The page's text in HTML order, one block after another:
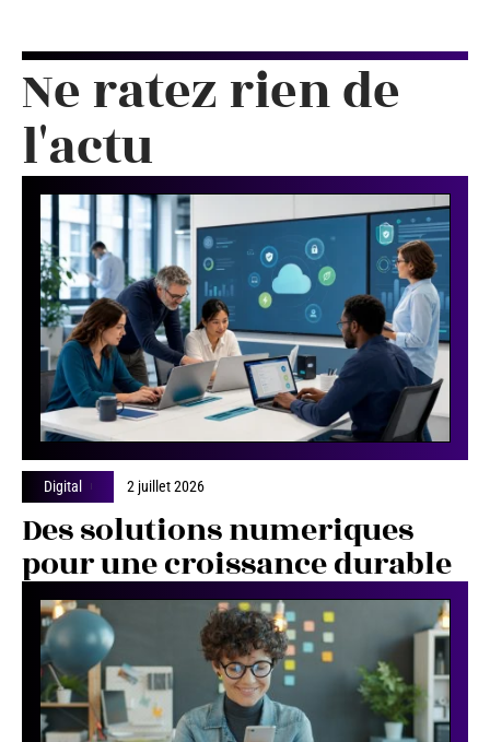
Ne ratez rien de
l'actu
Digital 2 juillet 2026
Des solutions numeriques
pour une croissance durable